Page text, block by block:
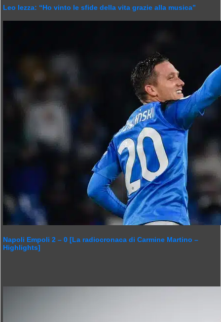
Leo Iezza: “Ho vinto le sfide della vita grazie alla musica”
Napoli Empoli 2 – 0 [La radiocronaca di Carmine Martino –
Highlights]